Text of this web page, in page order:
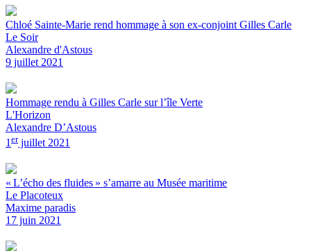
Chloé Sainte-Marie rend hommage à son ex-conjoint Gilles Carle
Le Soir
Alexandre d'Astous
9 juillet 2021
Hommage rendu à Gilles Carle sur l’île Verte
L'Horizon
Alexandre D’Astous
1 erjuillet 2021
« L’écho des fluides » s’amarre au Musée maritime
Le Placoteux
Maxime paradis
17 juin 2021